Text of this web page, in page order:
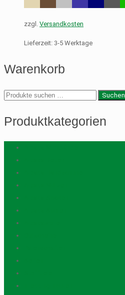
zzgl. Versandkosten
Lieferzeit: 3-5 Werktage
Warenkorb
Suche
Suchen
Produktkategorien